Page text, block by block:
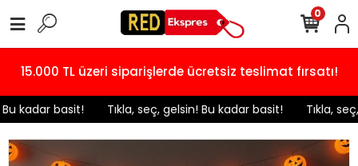
15.000 TL üzeri siparişlerde ücretsiz teslimat fırsatı!
kadar basit! ️ Tıkla, seç, gelsin! Bu kadar basit! Tıkla,
0